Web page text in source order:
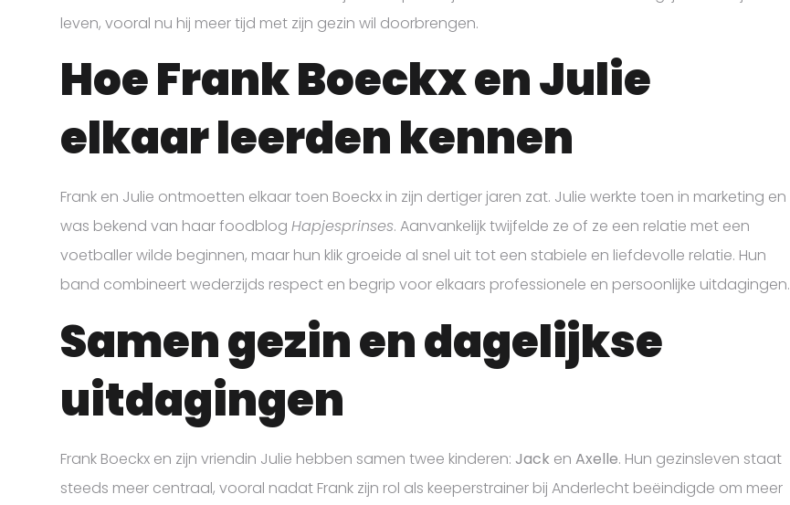
leven, vooral nu hij meer tijd met zijn gezin wil doorbrengen.
Hoe Frank Boeckx en Julie
elkaar leerden kennen
Frank en Julie ontmoetten elkaar toen Boeckx in zijn dertiger jaren zat. Julie werkte toen in marketing en
was bekend van haar foodblog Hapjesprinses. Aanvankelijk twijfelde ze of ze een relatie met een
voetballer wilde beginnen, maar hun klik groeide al snel uit tot een stabiele en liefdevolle relatie. Hun
band combineert wederzijds respect en begrip voor elkaars professionele en persoonlijke uitdagingen.
Samen gezin en dagelijkse
uitdagingen
Frank Boeckx en zijn vriendin Julie hebben samen twee kinderen: Jack en Axelle. Hun gezinsleven staat
steeds meer centraal, vooral nadat Frank zijn rol als keeperstrainer bij Anderlecht beëindigde om meer